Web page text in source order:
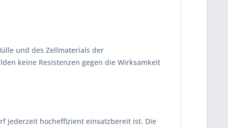
und des Zellmaterials der
keine Resistenzen gegen die Wirksamkeit
jederzeit hocheffizient einsatzbereit ist. Die